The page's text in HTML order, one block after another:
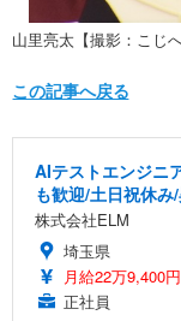
山里亮太【撮影：こじへ
この記事へ戻る
AIテストエンジニ
も歓迎/土日祝休み
株式会社ELM
埼玉県
月給22万9,400
正社員